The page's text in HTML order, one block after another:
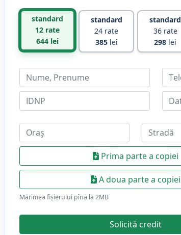
standard
12 rate
644lei
standard
24 rate
385lei
standard
36 rate
298 lei
Prima parte a copiei
A doua parte a copiei
Mărimea fișierului pînă la 2МB
Solicită credit